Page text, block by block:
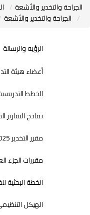
الجراحة والتخدير والأشعة
الجراحة والتخدير والأشعة
الرؤيه والرسالة
أعضاء هيئة
الخطط التدريسية
نماذج التقارير
مقرر التخدير 2025
مقررات الجزء
الخطة البحثية
الهيكل التنظيمي